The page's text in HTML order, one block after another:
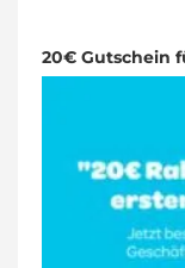
20€ Gutschein